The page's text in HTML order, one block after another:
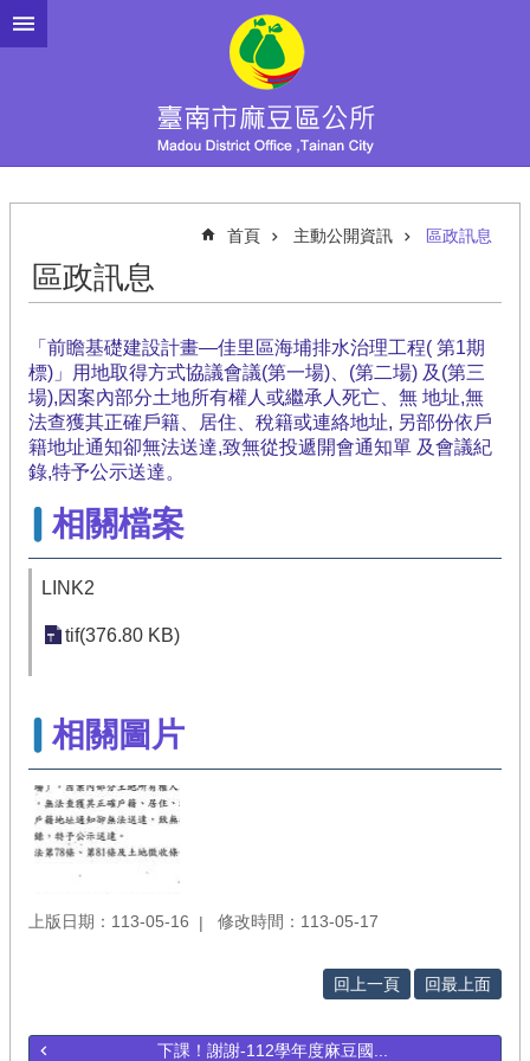
跳到主要內容區塊
首頁 主動公開資訊 區政訊息
區政訊息
「前瞻基礎建設計畫—佳里區海埔排水治理工程( 第1期
標)」用地取得方式協議會議(第一場)、(第二場) 及(第三
場),因案內部分土地所有權人或繼承人死亡、無 地址,無
法查獲其正確戶籍、居住、稅籍或連絡地址, 另部份依戶
籍地址通知卻無法送達,致無從投遞開會通知單 及會議紀
錄,特予公示送達。
相關檔案
LINK2
tif(376.80 KB)
相關圖片
上版日期：113-05-16 修改時間：113-05-17
回上一頁 回最上面
下課！謝謝-112學年度麻豆國...